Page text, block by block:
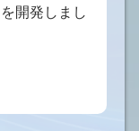
開発しまし